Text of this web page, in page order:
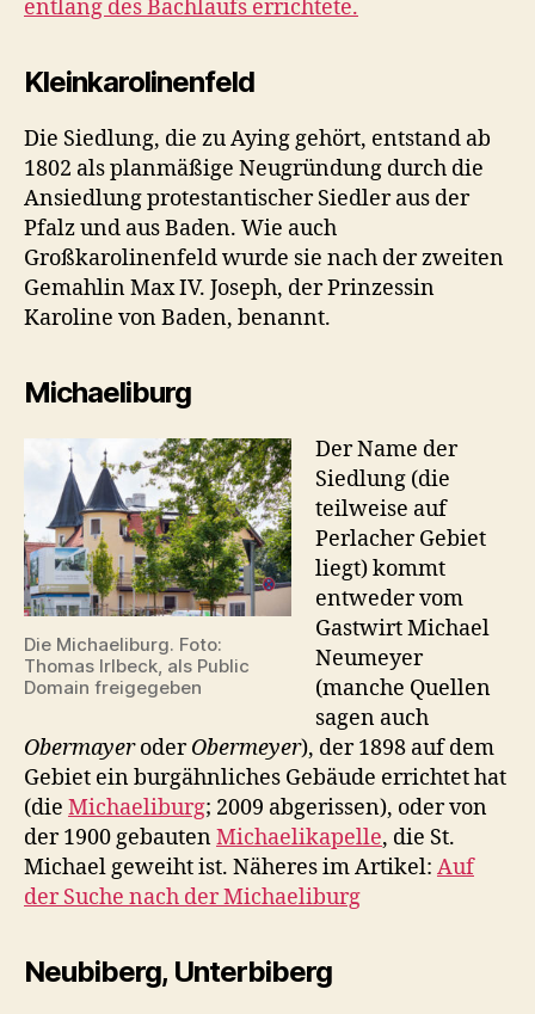
entlang des Bachlaufs errichtete.
Kleinkarolinenfeld
Die Siedlung, die zu Aying gehört, entstand ab
1802 als planmäßige Neugründung durch die
Ansiedlung protestantischer Siedler aus der
Pfalz und aus Baden. Wie auch
Großkarolinenfeld wurde sie nach der zweiten
Gemahlin Max IV. Joseph, der Prinzessin
Karoline von Baden, benannt.
Michaeliburg
Die Michaeliburg. Foto:
Thomas Irlbeck, als Public
Domain freigegeben
Der Name der
Siedlung (die
teilweise auf
Perlacher Gebiet
liegt) kommt
entweder vom
Gastwirt Michael
Neumeyer
(manche Quellen
sagen auch
ObermayeroderObermeyer), der 1898 auf dem
Gebiet ein burgähnliches Gebäude errichtet hat
(die Michaeliburg; 2009 abgerissen), oder von
der 1900 gebautenMichaelikapelle, die St.
Michael geweiht ist. Näheres im Artikel: Auf
der Suche nach der Michaeliburg
Neubiberg, Unterbiberg